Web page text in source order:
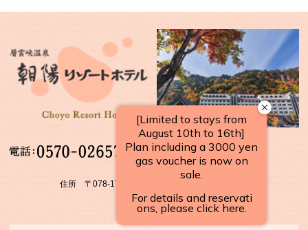
【受付時間】
10：00～17：00
住所 〒078-1701 北海道上川郡 上川町層雲峡温泉
FAX：01658-5-3922